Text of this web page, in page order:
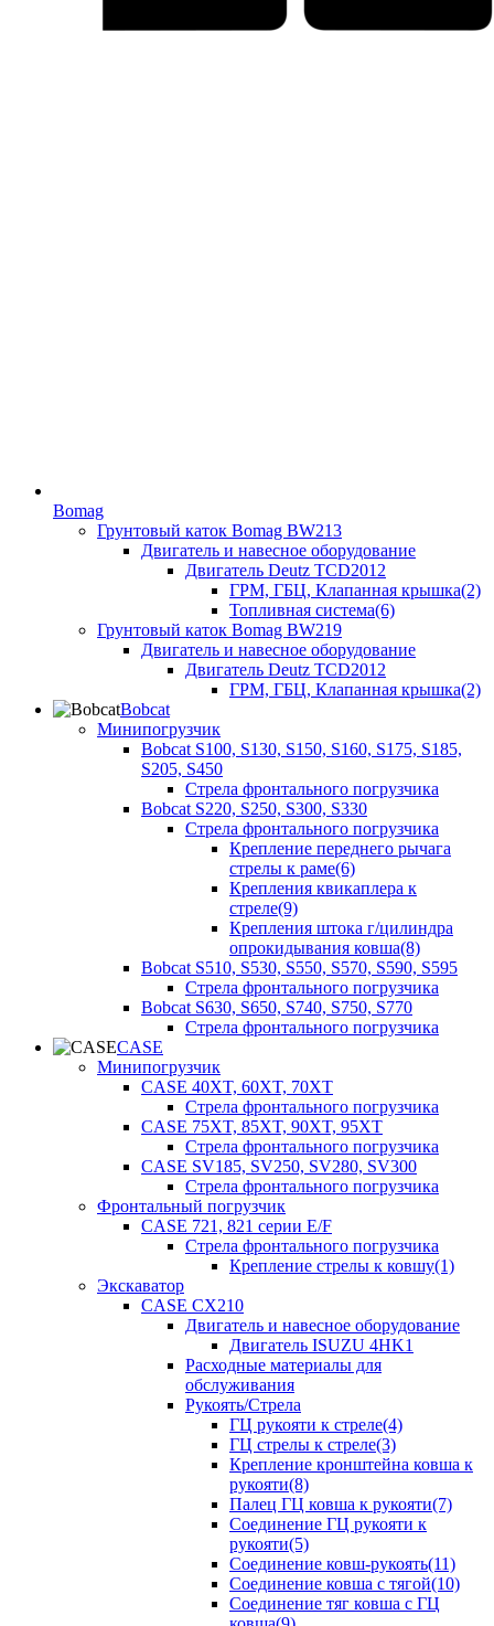
Bomag
Грунтовый каток Bomag BW213
Двигатель и навесное оборудование
Двигатель Deutz TCD2012
ГРМ, ГБЦ, Клапанная крышка(2)
Топливная система(6)
Грунтовый каток Bomag BW219
Двигатель и навесное оборудование
Двигатель Deutz TCD2012
ГРМ, ГБЦ, Клапанная крышка(2)
Bobcat
Минипогрузчик
Bobcat S100, S130, S150, S160, S175, S185,
S205, S450
Стрела фронтального погрузчика
Bobcat S220, S250, S300, S330
Стрела фронтального погрузчика
Крепление переднего рычага
стрелы к раме(6)
Крепления квикаплера к
стреле(9)
Крепления штока г/цилиндра
опрокидывания ковша(8)
Bobcat S510, S530, S550, S570, S590, S595
Стрела фронтального погрузчика
Bobcat S630, S650, S740, S750, S770
Стрела фронтального погрузчика
CASE
Минипогрузчик
CASE 40XT, 60XT, 70XT
Стрела фронтального погрузчика
CASE 75XT, 85XT, 90XT, 95XT
Стрела фронтального погрузчика
CASE SV185, SV250, SV280, SV300
Стрела фронтального погрузчика
Фронтальный погрузчик
CASE 721, 821 серии E/F
Стрела фронтального погрузчика
Крепление стрелы к ковшу(1)
Экскаватор
CASE CX210
Двигатель и навесное оборудование
Двигатель ISUZU 4HK1
Расходные материалы для
обслуживания
Рукоять/Стрела
ГЦ рукояти к стреле(4)
ГЦ стрелы к стреле(3)
Крепление кронштейна ковша к
рукояти(8)
Палец ГЦ ковша к рукояти(7)
Соединение ГЦ рукояти к
рукояти(5)
Соединение ковш-рукоять(11)
Соединение ковша с тягой(10)
Соединение тяг ковша с ГЦ